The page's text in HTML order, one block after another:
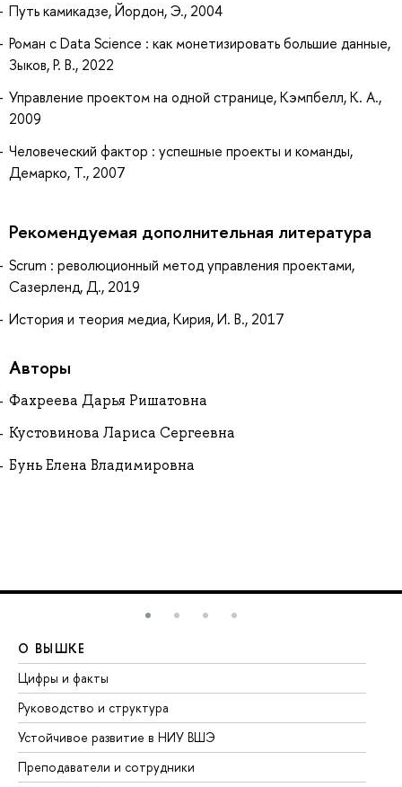
Путь камикадзе, Йордон, Э., 2004
Роман с Data Science : как монетизировать большие данные,
Зыков, Р. В., 2022
Управление проектом на одной странице, Кэмпбелл, К. А.,
2009
Человеческий фактор : успешные проекты и команды,
Демарко, Т., 2007
Рекомендуемая дополнительная литература
Scrum : революционный метод управления проектами,
Сазерленд, Д., 2019
История и теория медиа, Кирия, И. В., 2017
Авторы
Фахреева Дарья Ришатовна
Кустовинова Лариса Сергеевна
Бунь Елена Владимировна
О ВЫШКЕ
Цифры и факты
Руководство и структура
Устойчивое развитие в НИУ ВШЭ
Преподаватели и сотрудники